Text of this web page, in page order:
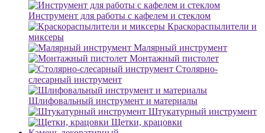
Инструмент для работы с кафелем и стеклом
Краскораспылители и
миксеры
Малярный инструмент
Монтажный пистолет
Столярно-
слесарный инструмент
Шлифовальный инструмент и материалы
Штукатурный инструмент
Щетки, крацовки